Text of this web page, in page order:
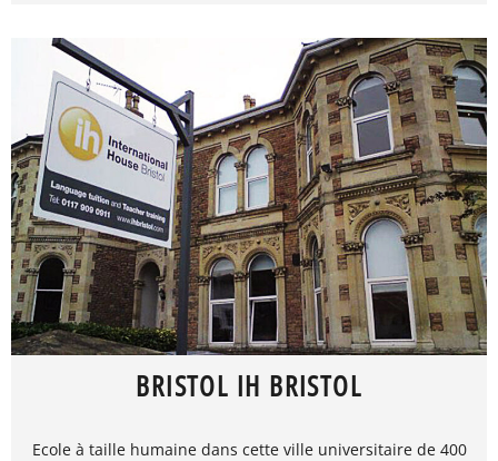
BRISTOL IH BRISTOL
Ecole à taille humaine dans cette ville universitaire de 400